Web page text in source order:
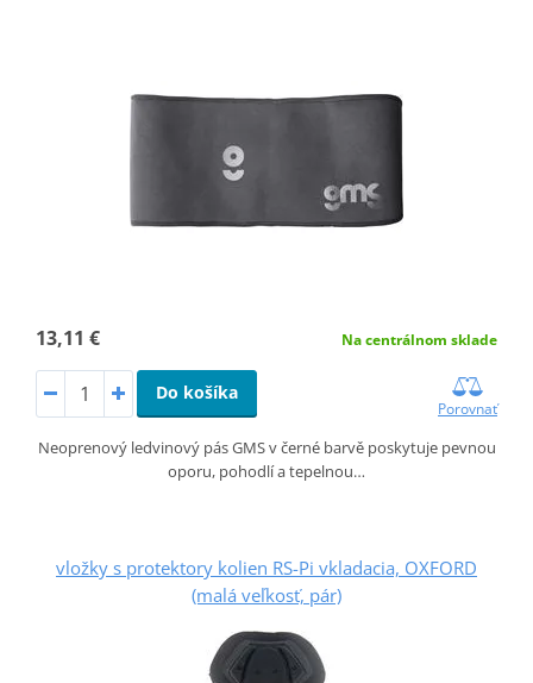
13,11 € Na centrálnom sklade
Do košíka
Porovnať
Neoprenový ledvinový pás GMS v černé barvě poskytuje pevnou
oporu, pohodlí a tepelnou…
vložky s protektory kolien RS-Pi vkladacia, OXFORD
(malá veľkosť, pár)